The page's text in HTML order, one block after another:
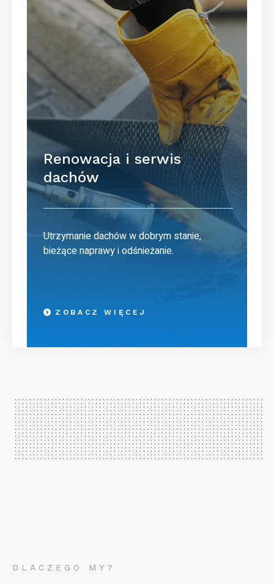
Renowacja i serwis
dachów
Utrzymanie dachów w dobrym stanie,
bieżące naprawy i odśnieżanie.
ZOBACZ WIĘCEJ
DLACZEGO MY?